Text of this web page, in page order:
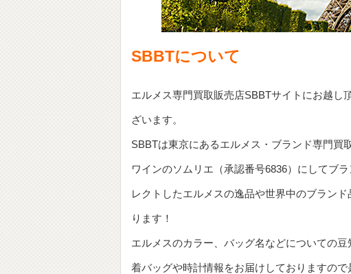
SBBTについて
エルメス専門買取販売店SBBTサイトにお越し
ざいます。
SBBTは東京にあるエルメス・ブランド専門買
ワインのソムリエ（承認番号6836）にしてブ
レクトしたエルメスの逸品や世界中のブラン
ります！
エルメスのカラー、バッグ名などについての
着バッグや時計情報をお届けしておりますので